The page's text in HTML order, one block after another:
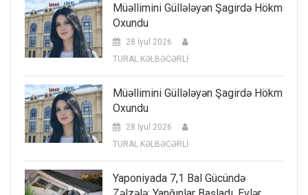
Müəllimini Güllələyən Şagirdə Hökm
Oxundu
28 İyul 2026
TURAL KƏLBƏCƏRLİ
Müəllimini Güllələyən Şagirdə Hökm
Oxundu
28 İyul 2026
TURAL KƏLBƏCƏRLİ
Yaponiyada 7,1 Bal Gücündə